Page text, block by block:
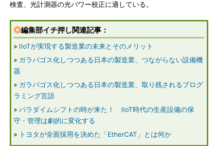
検査、光計測器の光パワー校正に適している。
◎編集部イチ押し関連記事：
» IIoTが実現する製造業の未来とそのメリット
» ガラパゴス化しつつある日本の製造業、つながらない設備機
器
» ガラパゴス化しつつある日本の製造業、取り残されるプログ
ラミング言語
» パラダイムシフトの時が来た！ IIoT時代の生産設備の保
守・管理は劇的に変化する
»
トヨタが全面採用を決めた「EtherCAT」とは何か